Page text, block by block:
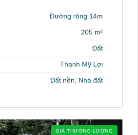
Đường rộng 14m
205 m²
Đất
Thạnh Mỹ Lợi
Đất nền, Nhà đất
GIÁ THƯƠNG LƯỢNG